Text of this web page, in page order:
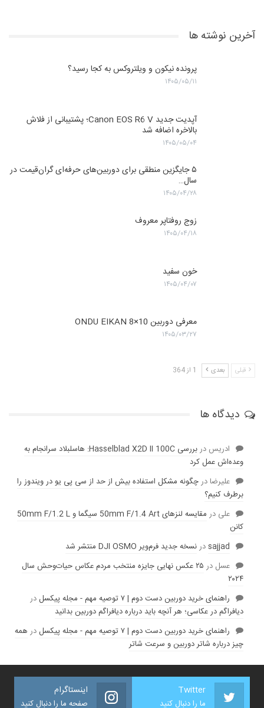
آخرین نوشته ها
پرونده نیکون و ویلتروکس به کجا رسید؟
۱۴۰۵/۰۵/۱۱
آپدیت جدید Canon EOS R6 V؛ پشتیبانی از فلاش
بالاخره اضافه شد
۱۴۰۵/۰۵/۰۴
۵ جایگزین منطقی برای دوربین‌های حرفه‌ای گران‌قیمت در
سال…
۱۴۰۵/۰۴/۲۸
زوج روفتاپر معروف
۱۴۰۵/۰۴/۱۸
خون سفید
۱۴۰۵/۰۴/۰۷
معرفی دوربین ONDU EIKAN 8×10
۱۴۰۵/۰۳/۲۷
قبلی بعدی 1 از 364
دیدگاه ها
ادریس در
بررسی Hasselblad X2D II 100C: هاسلبلاد سرانجام به
وعده‌‌اش عمل کرد
عليرضادرچگونه مشکل استفاده بیش از حد از سی پی یو در ویندوز را
برطرف کنیم؟
علی در
مقایسه لنز‌های 50mm F/1.4 Art سیگما و 50mm F/1.2 L
کانن
sajjadدرنسخه جدید فرم‌ویر DJI OSMO منتشر شد
عسل در
۲۵ عکس نهایی جایزه منتخب مردم عکاس حیات‌وحش سال
۲۰۲۴
راهنمای خرید دوربین دست دوم | ۷ توصیه مهم - مجله پیکسل
در
دیافراگم در عکاسی؛ هر آنچه باید درباره دیافراگم دوربین بدانید
راهنمای خرید دوربین دست دوم | ۷ توصیه مهم - مجله پیکسل
در همه
چیز درباره شاتر دوربین و سرعت شاتر
Twitter
ما را دنبال کنید
اینستاگرام
صفحه ما را دنبال کنید